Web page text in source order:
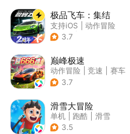
极品飞车：集结
支持iOS
动作冒险
| 竞速
3.7
巅峰极速
动作冒险 竞速
赛车
| 漂移
3.7
滑雪大冒险
单机 跑酷
滑雪
| 游道易
3.5